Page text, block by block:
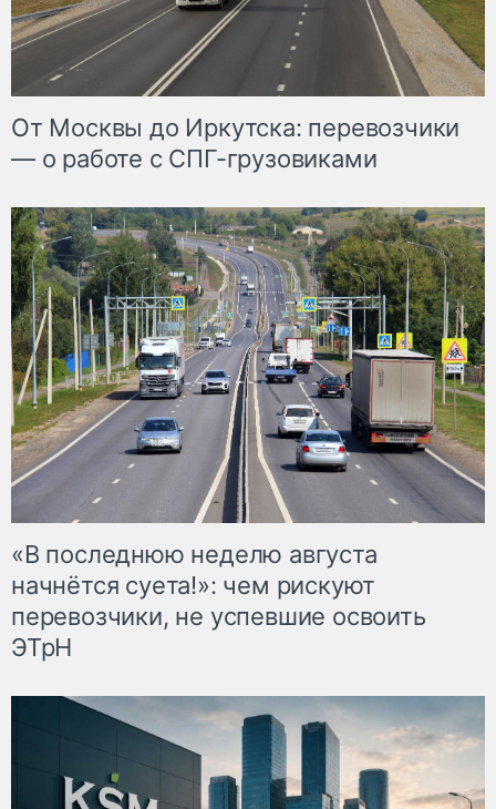
От Москвы до Иркутска: перевозчики
— о работе с СПГ-грузовиками
«В последнюю неделю августа
начнётся суета!»: чем рискуют
перевозчики, не успевшие освоить
ЭТрН